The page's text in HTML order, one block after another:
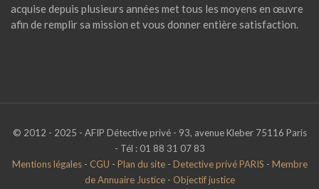
acquise depuis plusieurs années met tous les moyens en œuvre
afin de remplir sa mission et vous donner entière satisfaction.
© 2012 - 2025 - AFIP Détective privé - 93, avenue Kleber 75116 Paris
- Tél : 01 88 31 07 83
Mentions légales- CGU - Plan du site- Detective privé PARIS - Membre
de Annuaire Justice- Objectif justice